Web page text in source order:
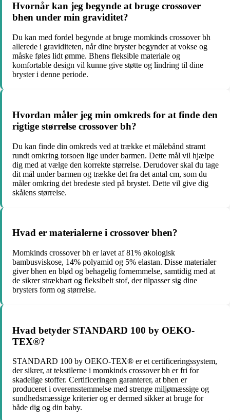
Hvornår kan jeg begynde at bruge crossover
bhen under min graviditet?
Du kan med fordel begynde at bruge momkinds crossover bh
allerede i graviditeten, når dine bryster begynder at vokse og
måske føles lidt ømme. Bhens fleksible materiale og
komfortable design vil kunne give støtte og lindring til dine
bryster i denne periode.
Hvordan måler jeg min omkreds for at finde den
rigtige størrelse crossover bh?
Du kan finde din omkreds ved at trække et målebånd stramt
rundt omkring torsoen lige under barmen. Dette mål vil hjælpe
dig med at vælge den korrekte størrelse. Derudover skal du tage
dit mål under barmen og trække det fra det antal cm, som du
måler omkring det bredeste sted på brystet. Dette vil give dig
skålens størrelse.
Hvad er materialerne i crossover bhen?
Momkinds crossover bh er lavet af 81% økologisk
bambusviskose, 14% polyamid og 5% elastan. Disse materialer
giver bhen en blød og behagelig fornemmelse, samtidig med at
de sikrer strækbart og fleksibelt stof, der tilpasser sig dine
brysters form og størrelse.
Hvad betyder STANDARD 100 by OEKO-
TEX®?
STANDARD 100 by OEKO-TEX® er et certificeringssystem,
der sikrer, at tekstilerne i momkinds crossover bh er fri for
skadelige stoffer. Certificeringen garanterer, at bhen er
produceret i overensstemmelse med strenge miljømæssige og
sundhedsmæssige kriterier og er dermed sikker at bruge for
både dig og din baby.